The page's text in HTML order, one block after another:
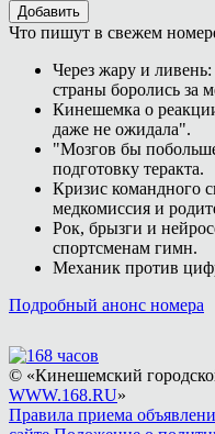
Добавить
Что пишут в свежем
Через жару и
страны боролись за
Кинешемка о
даже не ожидала".
"Мозгов бы
подготовку теракта.
Кризис командного
медкомиссия и
Рок, брызги и
спортсменам гимн.
Механик против
Подробный анонс номера
© «Кинешемский
WWW.168.RU»
Правила приема